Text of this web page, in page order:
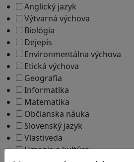
Anglický jazyk
Výtvarná výchova
Biológia
Dejepis
Environmentálna výchova
Etická výchova
Geografia
Informatika
Matematika
Občianska náuka
Slovenský jazyk
Vlastiveda
Umenie a kultúra